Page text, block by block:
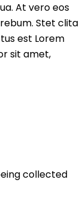
At vero eos
Stet clita
est Lorem
sit amet,
collected